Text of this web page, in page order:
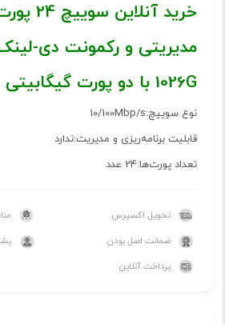
خرید
1026G با دو پورت گیگابیتی
نوع سوییچ:10/100Mbp/s
قابلیت برنامه‌ریزی و مدیریت:ندارد
تعداد پورت‌ها:24 عدد
تحویل اکسپرس
ضمانت اصل بودن
پرداخت آنلاین